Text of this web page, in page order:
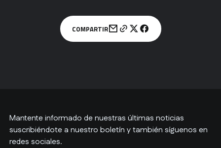
COMPARTIR
Mantente informado de nuestras últimas noticias
suscribiéndote a nuestro boletín y también síguenos en
redes sociales.